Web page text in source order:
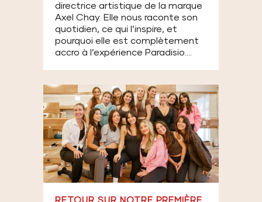
directrice artistique de la marque
Axel Chay. Elle nous raconte son
quotidien, ce qui l’inspire, et
pourquoi elle est complètement
accro à l’expérience Paradisio....